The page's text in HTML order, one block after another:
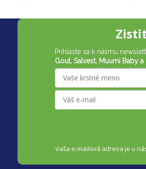
Prihláste sa k nášmu
Gout, Salvest, Muumi Baby
Vaša e-mailová adresa je u